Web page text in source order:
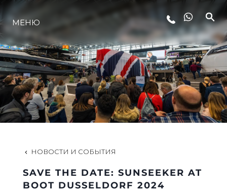
LIFESTYLE
ИННОВАЦИИ
КОМПАНИЯ
КОМАНДА
НАСЛЕДИЕ
МЕНЮ
НОВОСТИ И СОБЫТИЯ
SAVE THE DATE: SUNSEEKER AT
BOOT DUSSELDORF 2024